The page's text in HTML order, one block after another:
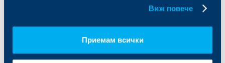
Виж повече
Приемам всички
За акционери
Групата на KBC
ОББ Интерлийз
ОББ Пенсионно осигуряване